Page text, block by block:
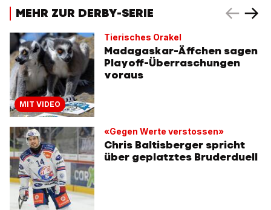
MEHR ZUR DERBY-SERIE
MIT VIDEO
Tierisches Orakel
Madagaskar-Äffchen sagen
Playoff-Überraschungen
voraus
«Gegen Werte verstossen»
Chris Baltisberger spricht
über geplatztes Bruderduell